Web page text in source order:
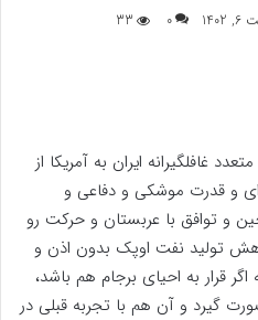
0
33
غافلگیرانه ایران به آمریکا از
و قدرت موشکی و دفاعی و
و توافق با عربستان و حرکت رو
تولید نفت اوپک بدون اذن و
قرار به احیای برجام هم باشد،
گیرد و آن هم با تجربه قبلی در